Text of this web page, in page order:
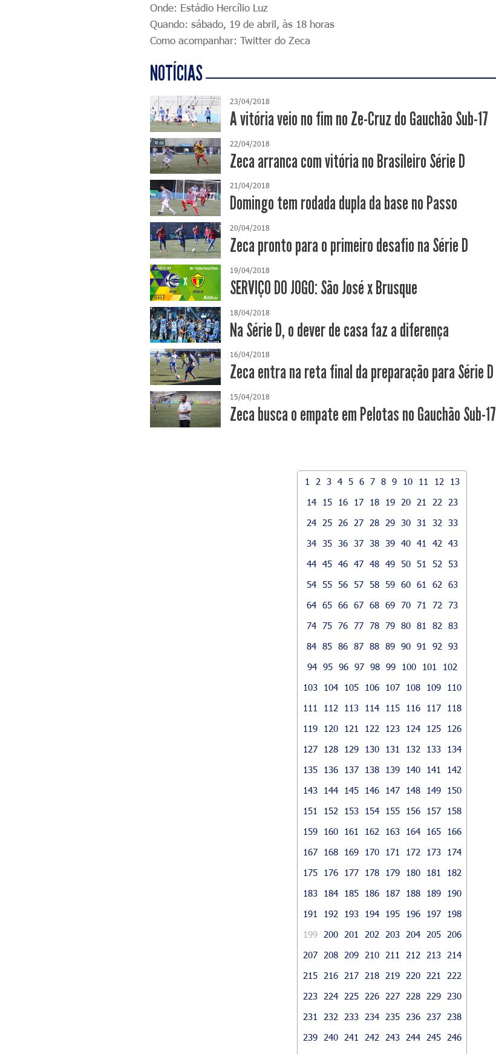
Onde: Estádio Hercílio Luz
Quando: sábado, 19 de abril, às 18 horas
Como acompanhar: Twitter do Zeca
NOTÍCIAS
23/04/2018
A vitória veio no fim no Ze-Cruz do Gauchão Sub-17
22/04/2018
Zeca arranca com vitória no Brasileiro Série D
21/04/2018
Domingo tem rodada dupla da base no Passo
20/04/2018
Zeca pronto para o primeiro desafio na Série D
19/04/2018
SERVIÇO DO JOGO: São José x Brusque
18/04/2018
Na Série D, o dever de casa faz a diferença
16/04/2018
Zeca entra na reta final da preparação para Série D
15/04/2018
Zeca busca o empate em Pelotas no Gauchão Sub-17
1 2 3 4 5 6 7 8 9 10 11 12
13
14
15 16 17 18 19 20 21 22
23
24
25 26 27 28 29 30 31 32
33
34 35 36 37 38 39 40 41 42
43
44 45 46 47 48 49 50 51 52
53
54 55 56 57 58 59 60 61 62
63
64 65 66 67 68 69 70 71 72
73
74 75 76 77 78 79 80 81 82
83
84 85 86 87 88 89 90 91 92
93
94 95 96 97 98 99 100 101
102
103
104 105 106 107 108 109
110
111
112 113 114 115 116 117
118
119
120 121 122 123 124 125
126
127
128 129 130 131 132 133
134
135
136 137 138 139 140 141
142
143
144 145 146 147 148 149
150
151
152 153 154 155 156 157
158
159
160 161 162 163 164 165
166
167
168 169 170 171 172 173
174
175
176 177 178 179 180 181
182
183
184 185 186 187 188 189
190
191
192 193 194 195 196 197
198
199
200 201 202 203 204 205
206
207
208 209 210 211 212 213
214
215
216 217 218 219 220 221
222
223
224 225 226 227 228 229
230
231
232 233 234 235 236 237
238
239
240 241 242 243 244 245
246